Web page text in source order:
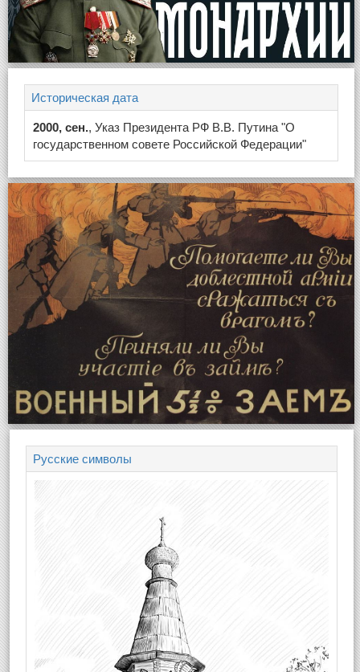
Историческая дата
2000, сен., Указ Президента РФ В.В. Путина "О
государственном совете Российской Федерации"
Русские символы